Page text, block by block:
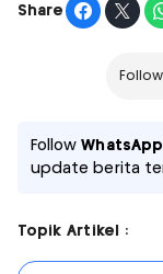
Share
Follow
update berita
Topik Artikel :